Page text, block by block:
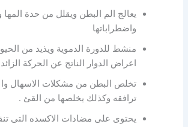
يعالج الم البطن ويقلل من حدة المها
واضطراباتها
منشط للدورة الدموية ويذيد من
اعراض الدوار الناتج عن الحركة
تخلص البطن من مشكلات الاسهال
ترافقه وكذلك يخلصها من القئ .
يحتوى على مضادات الاكسده التى